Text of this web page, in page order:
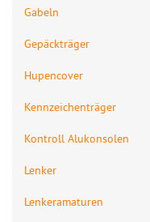
Gabeln
Gepäckträger
Hupencover
Kennzeichenträger
Kontroll Alukonsolen
Lenker
Lenkeramaturen